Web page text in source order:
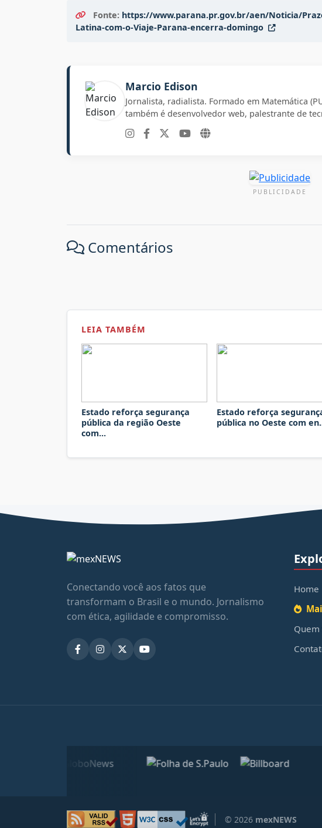
Fonte: https://www.parana.pr.gov.br/aen/Noticia/
Latina-com-o-Viaje-Parana-encerra-domingo
Marcio Edison
Jornalista, radialista. Formado em Matemática
também é desenvolvedor web, palestrante de
PUBLICIDADE
Comentários
LEIA TAMBÉM
Estado reforça segurança
pública da região Oeste
com...
Estado reforça
pública no Oeste com
Conectando você aos fatos que
transformam o Brasil e o mundo. Jornalismo
com ética, agilidade e compromisso.
Home
Quem
© 2026 mexNEWS